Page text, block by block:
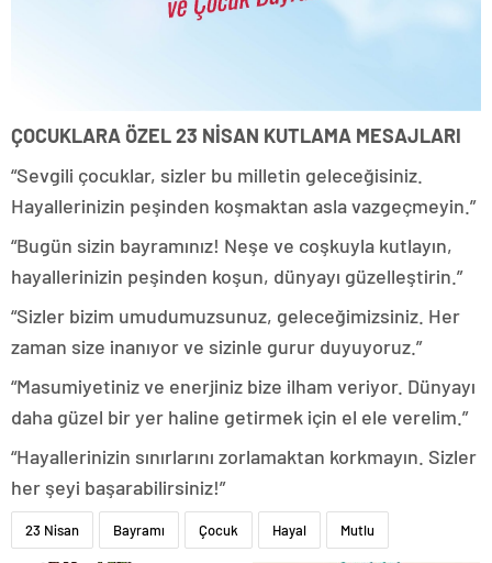
ÇOCUKLARA ÖZEL 23 NİSAN KUTLAMA MESAJLARI
“Sevgili çocuklar, sizler bu milletin geleceğisiniz.
Hayallerinizin peşinden koşmaktan asla vazgeçmeyin.”
“Bugün sizin bayramınız! Neşe ve coşkuyla kutlayın,
hayallerinizin peşinden koşun, dünyayı güzelleştirin.”
“Sizler bizim umudumuzsunuz, geleceğimizsiniz. Her
zaman size inanıyor ve sizinle gurur duyuyoruz.”
“Masumiyetiniz ve enerjiniz bize ilham veriyor. Dünyayı
daha güzel bir yer haline getirmek için el ele verelim.”
“Hayallerinizin sınırlarını zorlamaktan korkmayın. Sizler
her şeyi başarabilirsiniz!”
23 Nisan Bayramı Çocuk Hayal Mutlu